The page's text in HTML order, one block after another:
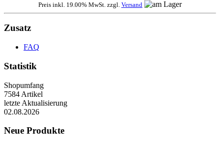
Preis inkl. 19.00% MwSt. zzgl. Versand
Zusatz
FAQ
Statistik
Shopumfang
7584 Artikel
letzte Aktualisierung
02.08.2026
Neue Produkte